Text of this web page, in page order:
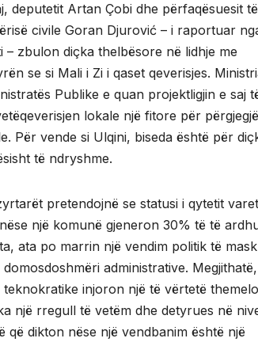
deputetit Artan Çobi dhe përfaqësuesit të
civile Goran Djurović – i raportuar
– zbulon diçka thelbësore në lidhje me
se si Mali i Zi i qaset qeverisjes.
Publike e quan projektligjin e saj
lokale një fitore për
Për vende si Ulqini, biseda është për
të ndryshme.
pretendojnë se statusi i qytetit
një komunë gjeneron 30% të të
ata po marrin një vendim politik të
domosdoshmëri administrative.
teknokratike injoron një të vërtetë
një rregull të vetëm dhe detyrues në
që dikton nëse një vendbanim është një